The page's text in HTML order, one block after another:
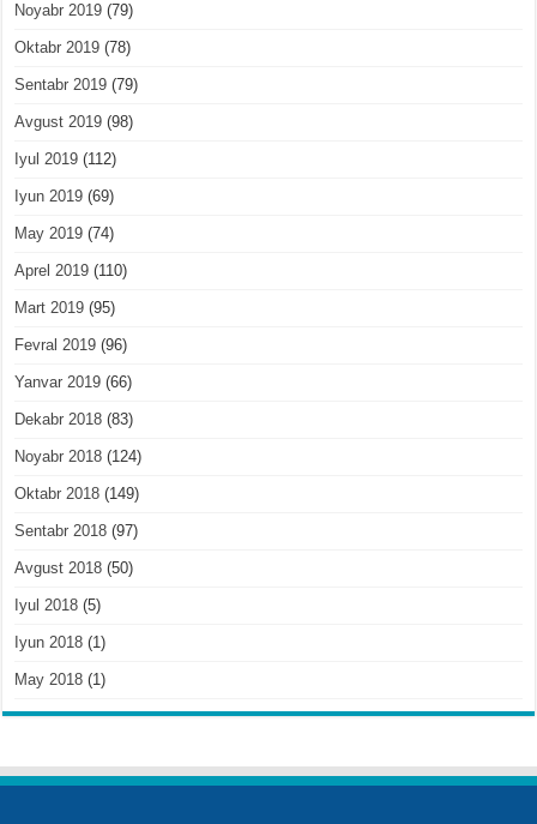
Noyabr 2019 (79)
Oktabr 2019 (78)
Sentabr 2019 (79)
Avgust 2019 (98)
Iyul 2019 (112)
Iyun 2019 (69)
May 2019 (74)
Aprel 2019 (110)
Mart 2019 (95)
Fevral 2019 (96)
Yanvar 2019 (66)
Dekabr 2018 (83)
Noyabr 2018 (124)
Oktabr 2018 (149)
Sentabr 2018 (97)
Avgust 2018 (50)
Iyul 2018 (5)
Iyun 2018 (1)
May 2018 (1)